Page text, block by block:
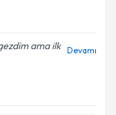
ama ilk Devamı